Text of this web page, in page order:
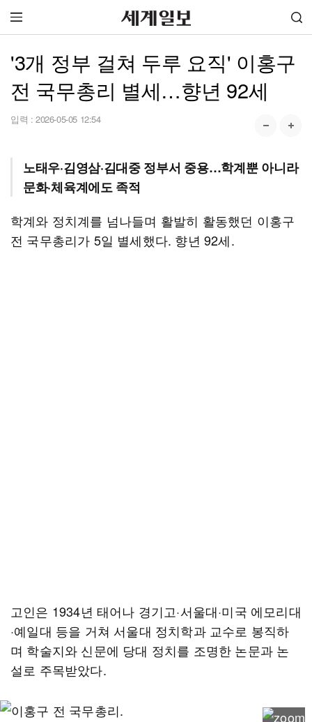
'3개 정부 걸쳐 두루 요직' 이홍구
전 국무총리 별세…향년 92세
입력 : 2026-05-05 12:54
노태우·김영삼·김대중 정부서 중용…학계뿐 아니라
문화·체육계에도 족적
학계와 정치계를 넘나들며 활발히 활동했던 이홍구
전 국무총리가 5일 별세했다. 향년 92세.
고인은 1934년 태어나 경기고·서울대·미국 에모리대
·예일대 등을 거쳐 서울대 정치학과 교수로 봉직하
며 학술지와 신문에 당대 정치를 조명한 논문과 논
설로 주목받았다.